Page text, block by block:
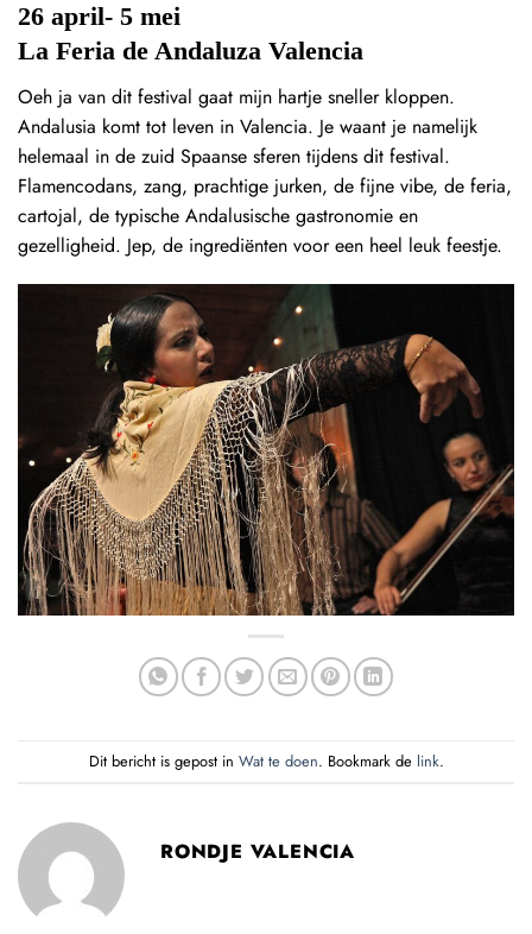
26 april- 5 mei
La Feria de Andaluza Valencia
Oeh ja van dit festival gaat mijn hartje sneller kloppen.
Andalusia komt tot leven in Valencia. Je waant je namelijk
helemaal in de zuid Spaanse sferen tijdens dit festival.
Flamencodans, zang, prachtige jurken, de fijne vibe, de feria,
cartojal, de typische Andalusische gastronomie en
gezelligheid. Jep, de ingrediënten voor een heel leuk feestje.
Dit bericht is gepost in Wat te doen. Bookmark de link.
RONDJE VALENCIA